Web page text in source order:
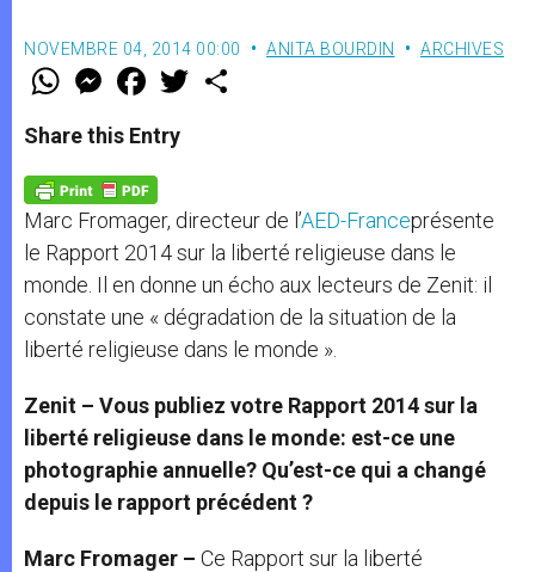
NOVEMBRE 04, 2014 00:00 ANITA BOURDIN ARCHIVES
W
t
s
p
p
M
e
s
e
g
e
r
F
a
e
b
o
k
w
Share this Entry
Marc Fromager, directeur de l’AED-Franceprésente
le Rapport 2014 sur la liberté religieuse dans le
monde. Il en donne un écho aux lecteurs de Zenit: il
constate une « dégradation de la situation de la
liberté religieuse dans le monde ».
Zenit – Vous publiez votre Rapport 2014 sur la
liberté religieuse dans le monde: est-ce une
photographie annuelle? Qu’est-ce qui a changé
depuis le rapport précédent ?
Marc Fromager – Ce Rapport sur la liberté